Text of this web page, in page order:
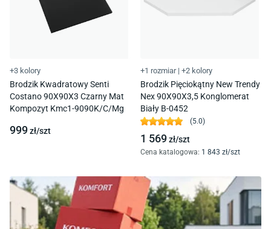
+3 kolory
Brodzik Kwadratowy Senti
Costano 90X90X3 Czarny Mat
Kompozyt Kmc1-9090K/C/Mg
999zł/szt
+1 rozmiar | +2 kolory
Brodzik Pięciokątny New Trendy
Nex 90X90X3,5 Konglomerat
Biały B-0452
(5.0)
1 569zł/szt
Cena katalogowa: 1 843 zł/szt